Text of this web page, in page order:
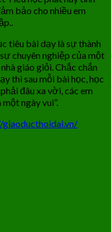
bảo cho nhiều em
tiêu bài dạy là sự thành
chuyên nghiệp của một
giáo giỏi. Chắc chắn
thì sau mỗi bài học, học
đâu xa vời, các em
ngày vui”.